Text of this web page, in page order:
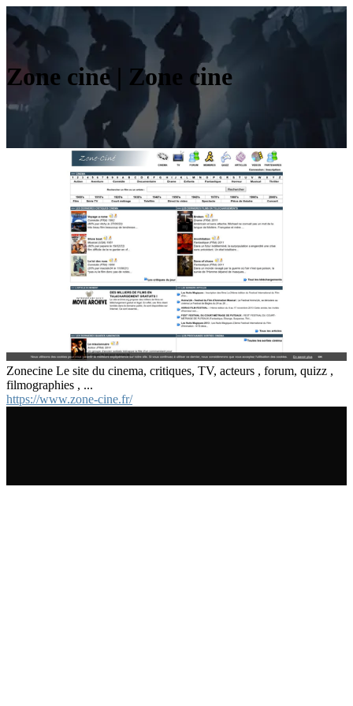
Zone cine | Zone cine
Zonecine Le site du cinema, critiques, TV, acteurs , forum, quizz ,
filmographies , ...
https://www.zone-cine.fr/